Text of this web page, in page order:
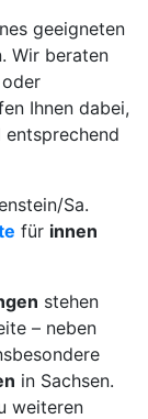
geeigneten
Wir beraten
oder
Ihnen dabei,
entsprechend
Sa.
für innen
stehen
– neben
in Sachsen.
weiteren